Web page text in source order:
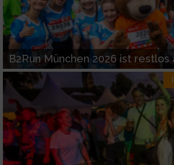
B2Run München 2026 ist